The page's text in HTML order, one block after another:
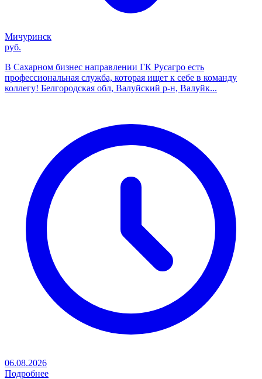
Мичуринск
руб.
В Сахарном бизнес направлении ГК Русагро есть
профессиональная служба, которая ищет к себе в команду
коллегу! Белгородская обл, Валуйский р-н, Валуйк...
06.08.2026
Подробнее